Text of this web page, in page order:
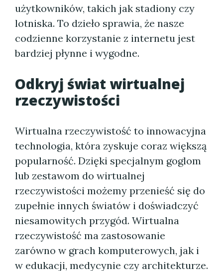
użytkowników, takich jak stadiony czy
lotniska. To dzieło sprawia, że nasze
codzienne korzystanie z internetu jest
bardziej płynne i wygodne.
Odkryj świat wirtualnej
rzeczywistości
Wirtualna rzeczywistość to innowacyjna
technologia, która zyskuje coraz większą
popularność. Dzięki specjalnym goglom
lub zestawom do wirtualnej
rzeczywistości możemy przenieść się do
zupełnie innych światów i doświadczyć
niesamowitych przygód. Wirtualna
rzeczywistość ma zastosowanie
zarówno w grach komputerowych, jak i
w edukacji, medycynie czy architekturze.